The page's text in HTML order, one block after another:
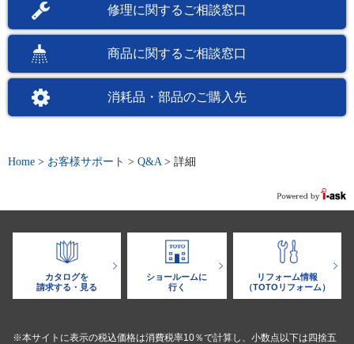
修理に関するご相談窓口
商品に関するご相談窓口
消耗品・部品のご購入先
Home > お客様サポート > Q&A > 詳細
カタログを
請求する・見る
ショールームに
行く
リフォーム情報
（TOTOリフォーム）
※本サイトに表示の税込価格は消費税率10％で計算し、小数点以下は四捨五